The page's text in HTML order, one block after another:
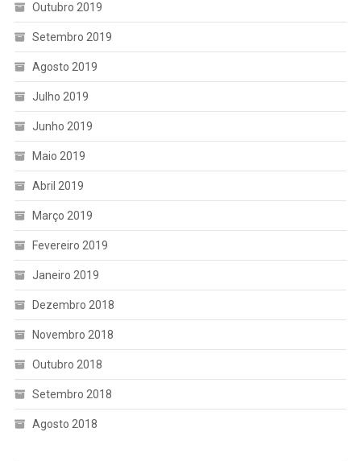
Outubro 2019
Setembro 2019
Agosto 2019
Julho 2019
Junho 2019
Maio 2019
Abril 2019
Março 2019
Fevereiro 2019
Janeiro 2019
Dezembro 2018
Novembro 2018
Outubro 2018
Setembro 2018
Agosto 2018